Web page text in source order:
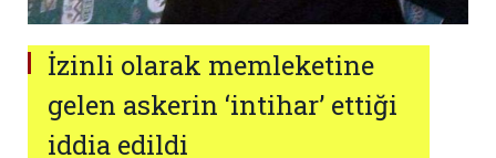
İzinli olarak memleketine
gelen askerin ‘intihar’ ettiği
iddia edildi